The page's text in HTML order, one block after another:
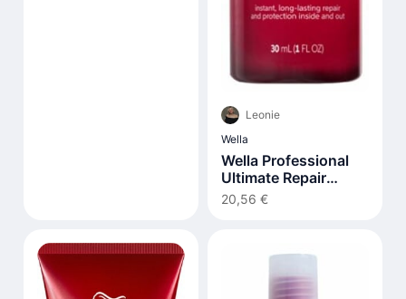
Leonie
Wella
Wella Professional
Ultimate Repair
Miracle Hair Rescue
30 ml
20,56 €